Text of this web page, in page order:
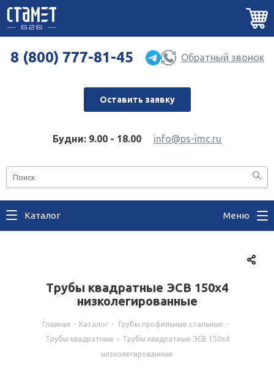
8 (800) 777-81-45 Обратный звонок
Оставить заявку
Будни: 9.00 - 18.00 info@ps-imc.ru
Каталог Меню
Трубы квадратные ЭСВ 150x4
низколегированные
Главная - Каталог - Трубы профильные стальные -
Трубы квадратные - Трубы квадратные ЭСВ 150x4
низколегированные